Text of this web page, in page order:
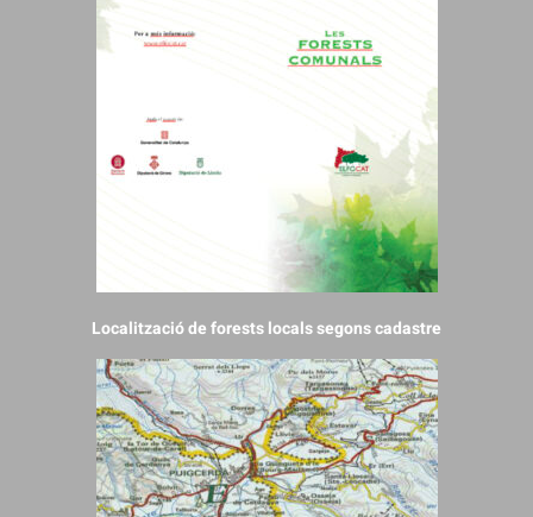
Localització de forests locals segons cadastre